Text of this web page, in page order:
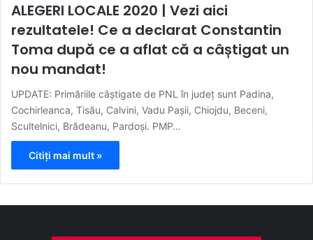
ALEGERI LOCALE 2020 | Vezi aici
rezultatele! Ce a declarat Constantin
Toma după ce a aflat că a câștigat un
nou mandat!
UPDATE: Primăriile câștigate de PNL în județ sunt Padina,
Cochirleanca, Tisău, Calvini, Vadu Pașii, Chiojdu, Beceni,
Scultelnici, Brădeanu, Pardoși. PMP…
Citiți mai mult »